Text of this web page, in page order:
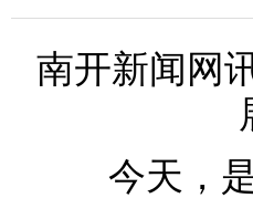
南开新闻网
今天，是